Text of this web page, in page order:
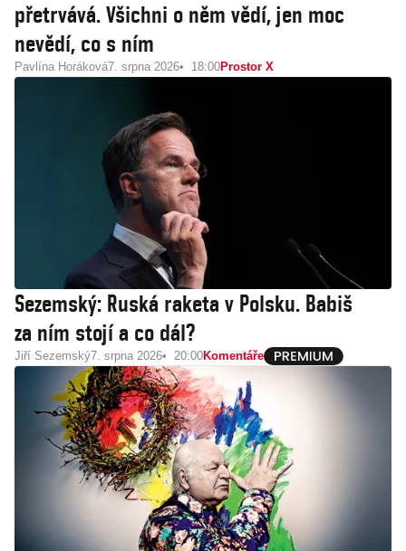
přetrvává. Všichni o něm vědí, jen moc
nevědí, co s ním
Pavlína Horáková7. srpna 2026 18:00Prostor X
Sezemský: Ruská raketa v Polsku. Babiš
za ním stojí a co dál?
Jiří Sezemský7. srpna 2026 20:00Komentáře